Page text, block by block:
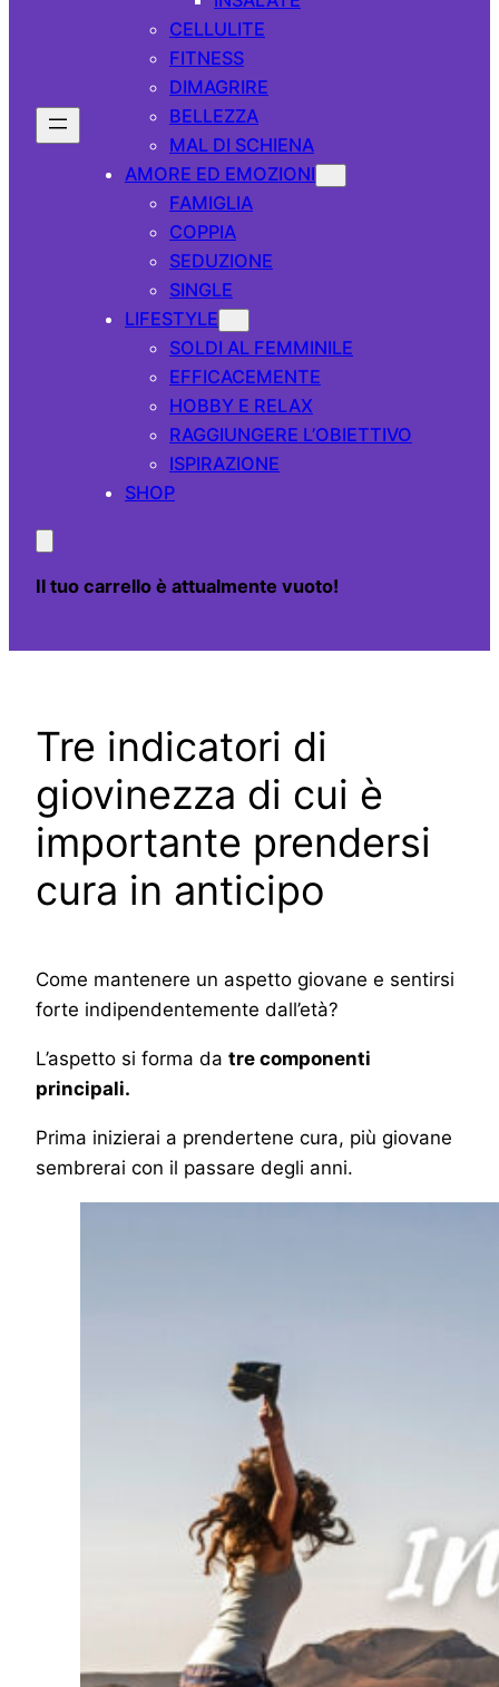
CELLULITE
FITNESS
DIMAGRIRE
BELLEZZA
MAL DI SCHIENA
AMORE ED EMOZIONI
FAMIGLIA
COPPIA
SEDUZIONE
SINGLE
LIFESTYLE
SOLDI AL FEMMINILE
EFFICACEMENTE
HOBBY E RELAX
RAGGIUNGERE L’OBIETTIVO
ISPIRAZIONE
SHOP
Il tuo carrello è attualmente vuoto!
Tre indicatori di
giovinezza di cui è
importante prendersi
cura in anticipo
Come mantenere un aspetto giovane e sentirsi
forte indipendentemente dall’età?
L’aspetto si forma da tre componenti
principali.
Prima inizierai a prendertene cura, più giovane
sembrerai con il passare degli anni.